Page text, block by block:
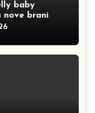
baby
nove brani